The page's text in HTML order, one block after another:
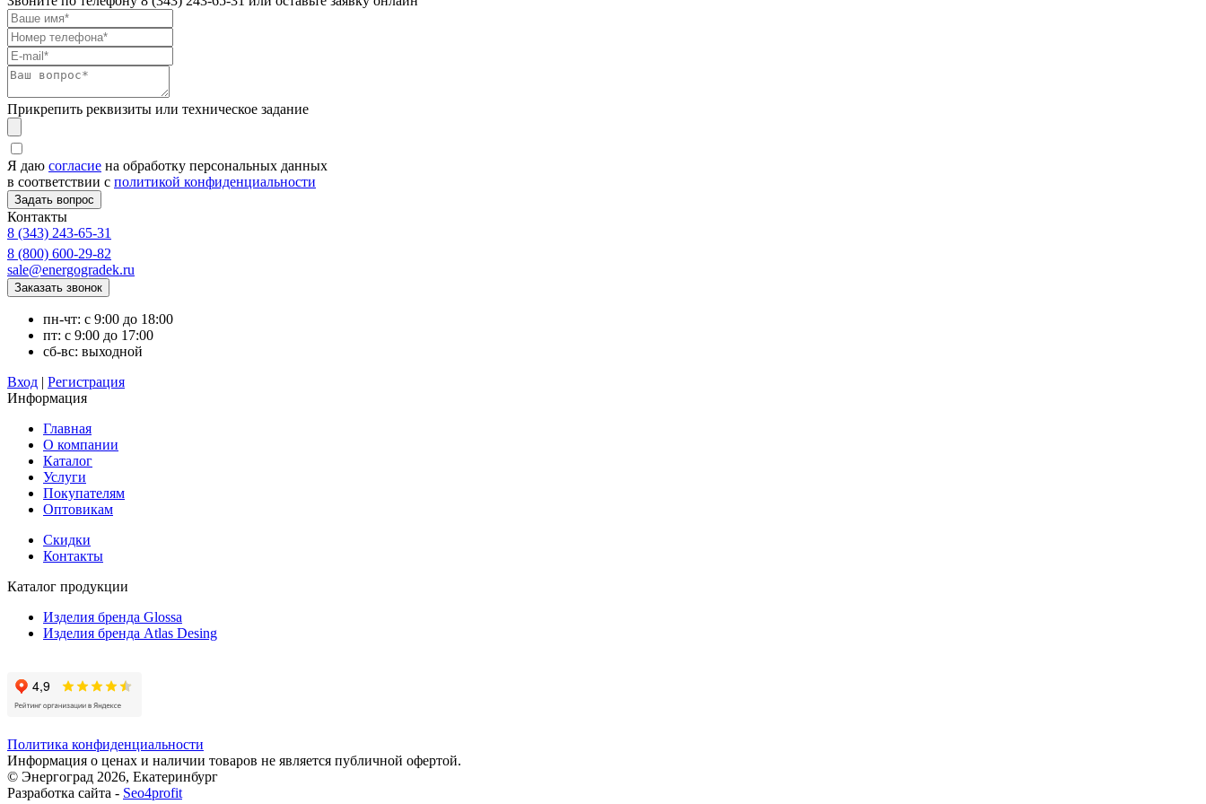
Прикрепить реквизиты или техническое задание
Я даю согласие на обработку персональных данных
в соответствии с политикой конфиденциальности
Контакты
8 (343) 243-65-31
8 (800) 600-29-82
sale@energogradek.ru
пн-чт: с 9:00 до 18:00
пт: с 9:00 до 17:00
сб-вс: выходной
Вход | Регистрация
Информация
Главная
О компании
Каталог
Услуги
Покупателям
Оптовикам
Скидки
Контакты
Каталог продукции
Изделия бренда Glossa
Изделия бренда Atlas Desing
Политика конфиденциальности
Информация о ценах и наличии товаров не является публичной офертой.
© Энергоград 2026, Екатеринбург
Разработка сайта - Seo4profit